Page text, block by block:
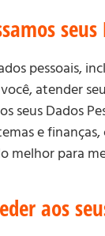
seus
pessoais,
atender
seus Dados
e
melhor para
aos